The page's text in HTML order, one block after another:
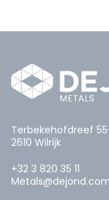
Terbekehofdreef
2610 Wilrijk
+32 3 820 35 11